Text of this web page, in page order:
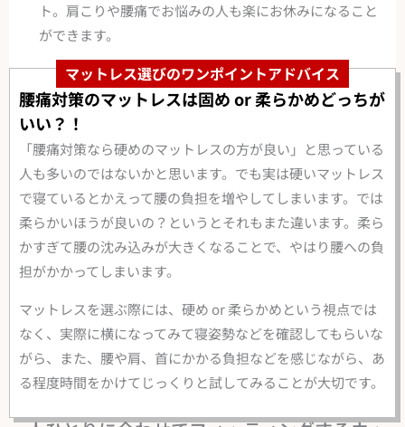
ト。肩こりや腰痛でお悩みの人も楽にお休みになること
ができます。
マットレス選びのワンポイントアドバイス
腰痛対策のマットレスは固め or 柔らかめどっちが
いい？！
「腰痛対策なら硬めのマットレスの方が良い」と思っている
人も多いのではないかと思います。でも実は硬いマットレス
で寝ているとかえって腰の負担を増やしてしまいます。では
柔らかいほうが良いの？というとそれもまた違います。柔ら
かすぎて腰の沈み込みが大きくなることで、やはり腰への負
担がかかってしまいます。
マットレスを選ぶ際には、硬め or 柔らかめという視点では
なく、実際に横になってみて寝姿勢などを確認してもらいな
がら、また、腰や肩、首にかかる負担などを感じながら、あ
る程度時間をかけてじっくりと試してみることが大切です。